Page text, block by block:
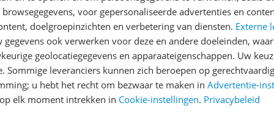
Reviews
Er zijn nog geen
voor gepersonaliseerde advertenties en
doelgroepinzichten en verbetering van diensten. Externe
gegevens ook verwerken voor deze en andere doeleinden,
geolocatiegegevens en apparaateigenschappen. Uw
Sommige leveranciers kunnen zich beroepen op
u hebt het recht om bezwaar te maken in Advertentie-
elk moment intrekken in Cookie-instellingen. Privacybeleid